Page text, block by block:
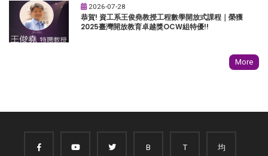
2026-07-28
恭賀! 資工系王俊堯教授工程數學開放式課程｜榮獲
2025臺灣開放教育卓越獎OCW組特優!!
More
B T 均